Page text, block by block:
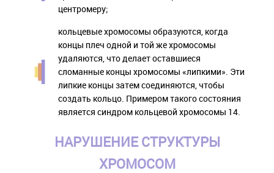
центромеру;
кольцевые хромосомы образуются, когда
концы плеч одной и той же хромосомы
удаляются, что делает оставшиеся
сломанные концы хромосомы «липкими». Эти
липкие концы затем соединяются, чтобы
создать кольцо. Примером такого состояния
является синдром кольцевой хромосомы 14.
НАРУШЕНИЕ СТРУКТУРЫ
ХРОМОСОМ